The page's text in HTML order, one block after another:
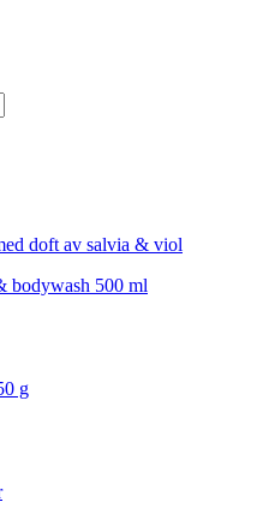
bodywash 500 ml
g